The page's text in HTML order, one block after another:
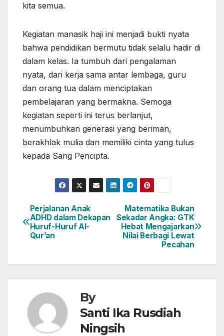
kita semua.
Kegiatan manasik haji ini menjadi bukti nyata
bahwa pendidikan bermutu tidak selalu hadir di
dalam kelas. Ia tumbuh dari pengalaman
nyata, dari kerja sama antar lembaga, guru
dan orang tua dalam menciptakan
pembelajaran yang bermakna. Semoga
kegiatan seperti ini terus berlanjut,
menumbuhkan generasi yang beriman,
berakhlak mulia dan memiliki cinta yang tulus
kepada Sang Pencipta.
Post
navigation
Matematika Bukan
Sekadar Angka: GTK
Hebat Mengajarkan
Nilai Berbagi Lewat
Pecahan
Perjalanan Anak
ADHD dalam Dekapan
Huruf-Huruf Al-
Qur’an
By
Santi Ika Rusdiah
Ningsih